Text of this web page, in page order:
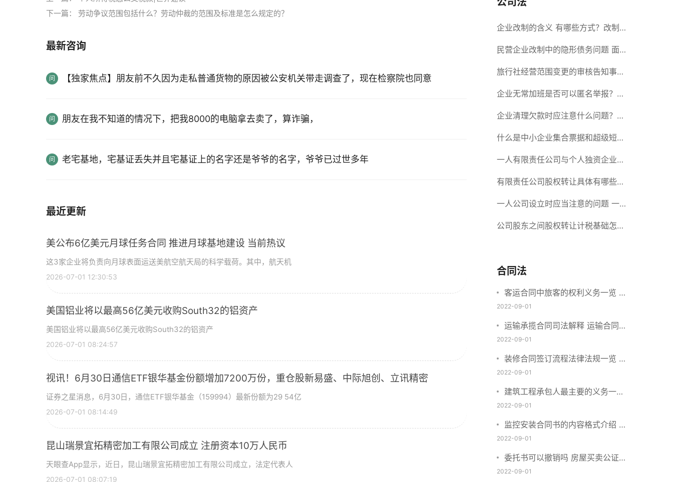
下一篇： 劳动争议范围包括什么？劳动仲裁的范围及标准是怎么规定的？
最新咨询
【独家焦点】朋友前不久因为走私普通货物的原因被公安机关带走调查了，现在检察院也同意
朋友在我不知道的情况下，把我8000的电脑拿去卖了，算诈骗，
老宅基地，宅基证丢失并且宅基证上的名字还是爷爷的名字，爷爷已过世多年
最近更新
美公布6亿美元月球任务合同 推进月球基地建设 当前热议
这3家企业将负责向月球表面运送美航空航天局的科学载荷。其中，航天机
2026-07-01 12:30:53
美国铝业将以最高56亿美元收购South32的铝资产
美国铝业将以最高56亿美元收购South32的铝资产
2026-07-01 08:24:57
视讯！6月30日通信ETF银华基金份额增加7200万份，重仓股新易盛、中际旭创、立讯精密
证券之星消息，6月30日，通信ETF银华基金（159994）最新份额为29 54亿
2026-07-01 08:14:49
昆山瑞景宜拓精密加工有限公司成立 注册资本10万人民币
天眼查App显示，近日，昆山瑞景宜拓精密加工有限公司成立，法定代表人
2026-07-01 08:07:19
企业改制的含义 有哪些方式？改制
后国企员工属于什么性质？
民营企业改制中的隐形债务问题 面
对隐形债务问题应该如何解决？
旅行社经营范围变更的审核告知事项
旅游业的发展现状和趋势
企业无常加班是否可以匿名举报？强
制加班公司没有加班费怎么办？
企业清理欠款时应注意什么问题？企
业短期借款需要注意哪些事项？
什么是中小企业集合票据和超级短期
融资券？一起来了解一下吧！
一人有限责任公司与个人独资企业的
区别 这些知识你都知道吗？
有限责任公司股权转让具体有哪些形
式？来了解下这五种形式
一人公司设立时应当注意的问题 一
人公司的特征
公司股东之间股权转让计税基础怎么
合什么要件？
合同法
客运合同中旅客的权利义务一览 主
要包括这些内容
2022-09-01
运输承揽合同司法解释 运输合同中
承运人的义务有哪些
2022-09-01
装修合同签订流程法律法规一览 律
师解答
2022-09-01
建筑工程承包人最主要的义务一览
承包合同内容介绍
2022-09-01
监控安装合同书的内容格式介绍 一
般包括这些条款
2022-09-01
委托书可以撤销吗 房屋买卖公证可
否撤销
2022-09-01